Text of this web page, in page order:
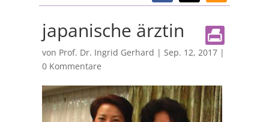
japanische ärztin
von Prof. Dr. Ingrid Gerhard | Sep. 12, 2017|
0 Kommentare